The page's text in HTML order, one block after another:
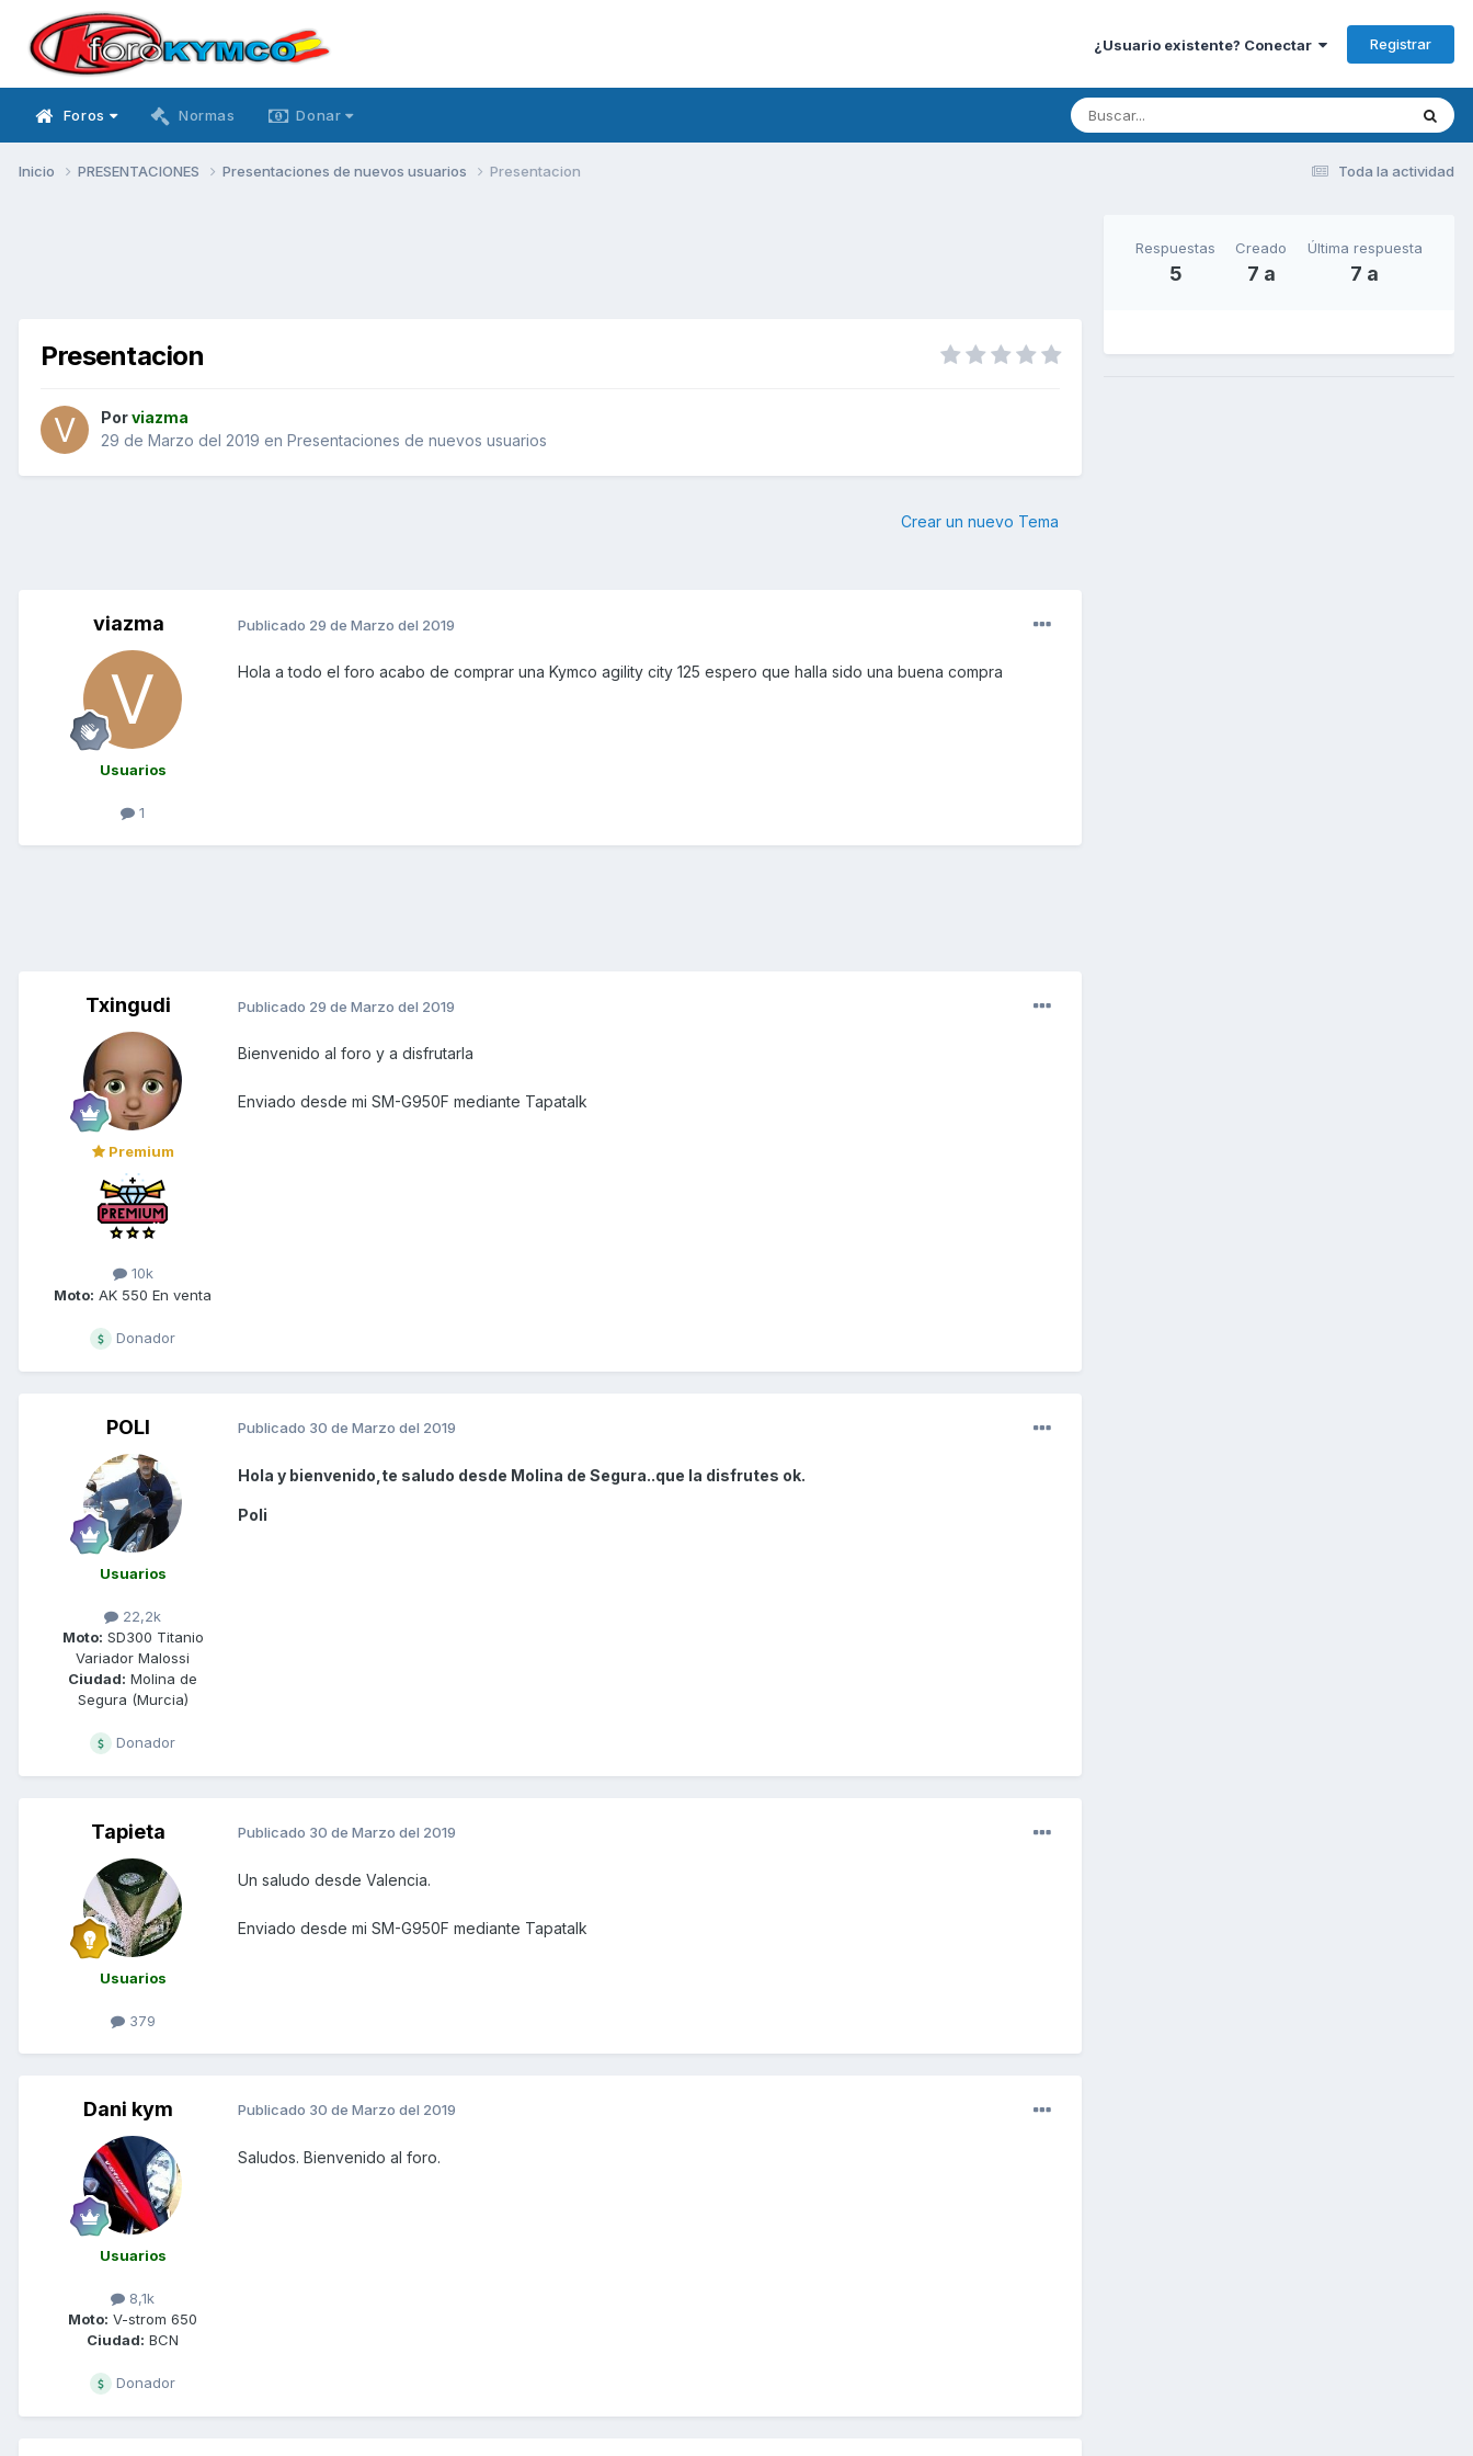
¿Usuario existente? Conectar Registrar
Foros Normas Donar
Toda la actividad
Inicio PRESENTACIONES Presentaciones de nuevos usuarios Presentacion
Presentacion
Porviazma
29 de Marzo del 2019 en Presentaciones de nuevos usuarios
Crear un nuevo Tema
viazma
Usuarios
1
Publicado 29 de Marzo del 2019
Hola a todo el foro acabo de comprar una Kymco agility city 125 espero que halla sido una buena compra
Txingudi
Premium
10k
Moto: AK 550 En venta
Donador
Publicado 29 de Marzo del 2019
Bienvenido al foro y a disfrutarla
Enviado desde mi SM-G950F mediante Tapatalk
POLI
Usuarios
22,2k
Moto: SD300 Titanio
Variador Malossi
Ciudad: Molina de
Segura (Murcia)
Donador
Publicado 30 de Marzo del 2019
Hola y bienvenido,te saludo desde Molina de Segura..que la disfrutes ok.
Poli
Tapieta
Usuarios
379
Publicado 30 de Marzo del 2019
Un saludo desde Valencia.
Enviado desde mi SM-G950F mediante Tapatalk
Dani kym
Usuarios
8,1k
Moto: V-strom 650
Ciudad: BCN
Donador
Publicado 30 de Marzo del 2019
Saludos. Bienvenido al foro.
Respuestas
5
Creado
7 a
Última respuesta
7 a